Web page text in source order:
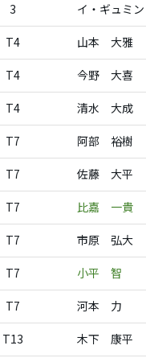
3 イ・ギュミン
T4 山本 大雅
T4 今野 大喜
T4 清水 大成
T7 阿部 裕樹
T7 佐藤 大平
T7 比嘉 一貴
T7 市原 弘大
T7 小平 智
T7 河本 力
T13 木下 康平